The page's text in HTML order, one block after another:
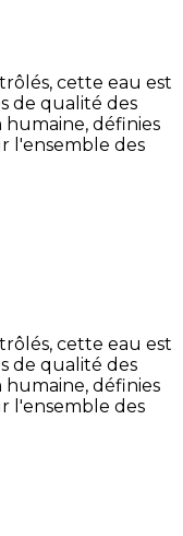
cette eau est
de qualité des
humaine, définies
l'ensemble des
cette eau est
de qualité des
humaine, définies
l'ensemble des